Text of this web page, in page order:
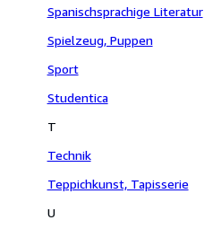
Spanischsprachige Literatur
Spielzeug, Puppen
Sport
Studentica
T
Technik
Teppichkunst, Tapisserie
U